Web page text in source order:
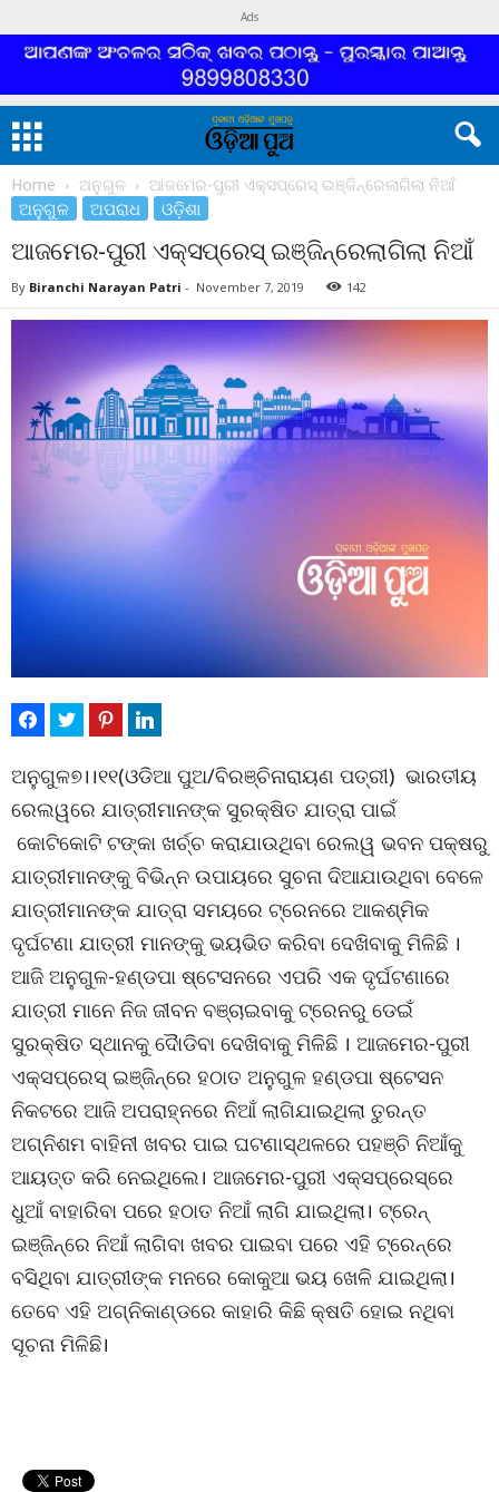
Ads
Home ଅନୁଗୁଳ ଆଜମେର-ପୁରୀ ଏକ୍ସପ୍ରେସ୍ ଇଞ୍ଜିନ୍‌ରେଲାଗିଲା ନିଆଁ
ଅନୁଗୁଳ ଅପରାଧ ଓଡ଼ିଶା
ଆଜମେର-ପୁରୀ ଏକ୍ସପ୍ରେସ୍ ଇଞ୍ଜିନ୍‌ରେଲାଗିଲା ନିଆଁ
By Biranchi Narayan Patri - November 7, 2019 142
ଅନୁଗୁଳ୭।।୧୧(ଓଡିଆ ପୁଅ/ବିରଞ୍ଚିନାରାୟଣ ପତ୍ରୀ) ଭାରତୀୟ
ରେଲୱରେ ଯାତ୍ରୀମାନଙ୍କ ସୁରକ୍ଷିତ ଯାତ୍ରା ପାଇଁ
କୋଟିକୋଟି ଟଙ୍କା ଖର୍ଚ୍ଚ କରାଯାଉଥିବା ରେଲୱ ଭବନ ପକ୍ଷରୁ
ଯାତ୍ରୀମାନଙ୍କୁ ବିଭିନ୍ନ ଉପାୟରେ ସୁଚନା ଦିଆଯାଉଥିବା ବେଳେ
ଯାତ୍ରୀମାନଙ୍କ ଯାତ୍ରା ସମୟରେ ଟ୍ରେନରେ ଆକଶ୍ମିକ
ଦୃର୍ଘଟଣା ଯାତ୍ରୀ ମାନଙ୍କୁ ଭୟଭିତ କରିବା ଦେଖିବାକୁ ମିଳିଛି ।
ଆଜି ଅନୁଗୁଳ-ହଣ୍ଡପା ଷ୍ଟେସନରେ ଏପରି ଏକ ଦୃର୍ଘଟଣାରେ
ଯାତ୍ରୀ ମାନେ ନିଜ ଜୀବନ ବଞ୍ଚାଇବାକୁ ଟ୍ରେନରୁ ଡେଇଁ
ସୁରକ୍ଷିତ ସ୍ଥାନକୁ ଦୈାଡିବା ଦେଖିବାକୁ ମିଳିଛି । ଆଜମେର-ପୁରୀ
ଏକ୍ସପ୍ରେସ୍ ଇଞ୍ଜିନ୍‌ରେ ହଠାତ ଅନୁଗୁଳ ହଣ୍ଡପା ଷ୍ଟେସନ
ନିକଟରେ ଆଜି ଅପରାହ୍ନରେ ନିଆଁ ଲାଗିଯାଇଥିଲା ତୁରନ୍ତ
ଅଗ୍ନିଶମ ବାହିନୀ ଖବର ପାଇ ଘଟଣାସ୍ଥଳରେ ପହଞ୍ଚି ନିଆଁକୁ
ଆୟତ୍ତ କରି ନେଇଥିଲେ। ଆଜମେର-ପୁରୀ ଏକ୍ସପ୍ରେସ୍‌ରେ
ଧୁଆଁ ବାହାରିବା ପରେ ହଠାତ ନିଆଁ ଲାଗି ଯାଇଥିଲା। ଟ୍ରେନ୍
ଇଞ୍ଜିନ୍‌ରେ ନିଆଁ ଲାଗିବା ଖବର ପାଇବା ପରେ ଏହି ଟ୍ରେନ୍‌ରେ
ବସିଥିବା ଯାତ୍ରୀଙ୍କ ମନରେ କୋକୁଆ ଭୟ ଖେଳି ଯାଇଥିଲା।
ତେବେ ଏହି ଅଗ୍ନିକାଣ୍ଡରେ କାହାରି କିଛି କ୍ଷତି ହୋଇ ନଥିବା
ସୂଚନା ମିଳିଛି।